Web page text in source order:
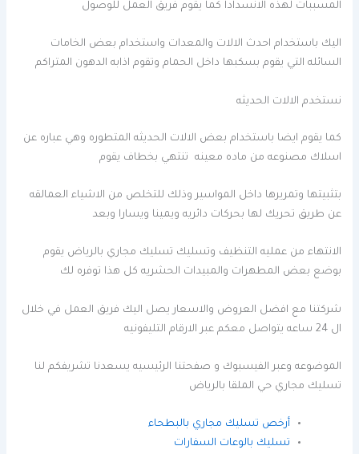
المسببات لهذه الانسدادا كما يقوم فريق العمل للوصول
اليك باستخدام احدث الالات والمعدات واستخدام بعض الخامات
السائله التي يقوم بسكبها داخل الحمام وتقوم اذابه الدهون المتراكم
نستخدم الالات الحديثه
كما يقوم ايضا باستخدام بعض الالات الحديثه المتطوره وهي عباره عن
اسلاك مصنوعه من ماده معينه تنتهي بخطاف يقوم
بتثبيتها وتمريرها داخل المواسير وذلك للتخلص من الاشياء العمالقه
عن طريق تحريك لها بحركات دائريه ويمينا ويسارا وبعد
الانتهاء من عمليه التنظيف وتسليك تسليك مجاري بالرياض يقوم
بوضع بعض المطهرات والمبيدات الحشريه كل هذا توفره لك
شركتنا مع افضل العروض والاسعار يصل اليك فريق العمل في خلال
ال 24 ساعه يتواصل معكم عبر الارقام التليفونيه
الموضوعه وعبر الفيسبوك و صفحتنا الرئيسيه يسعدنا تشريفكم لنا
تسليك مجاري حي الملقا بالرياض
أرخص تسليك مجاري بالبطحاء
تسليك بالوعات السفارات